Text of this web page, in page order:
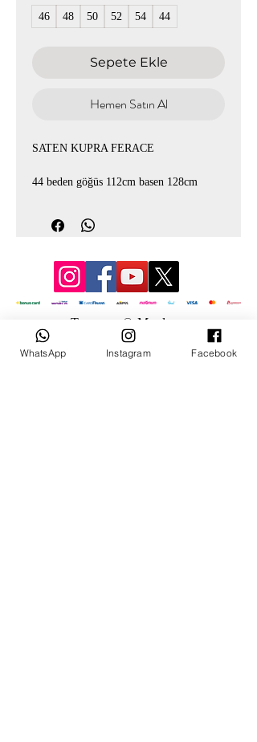
46 48 50 52 54 44
Sepete Ekle
Hemen Satın Al
SATEN KUPRA FERACE
44 beden göğüs 112cm basen 128cm
48 beden göğüs 120cm basen 136cm
50 beden göğüs 122cm basen 138cm
54 beden göğüs 128cm basen 144cm
Tasarım: © Mevlana
WhatsApp Instagram Facebook